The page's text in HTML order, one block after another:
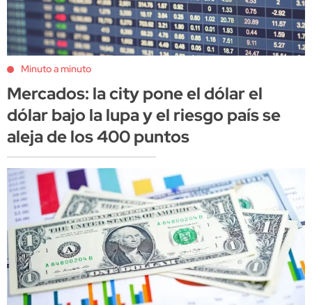
Minuto a minuto
Mercados: la city pone el dólar el
dólar bajo la lupa y el riesgo país se
aleja de los 400 puntos